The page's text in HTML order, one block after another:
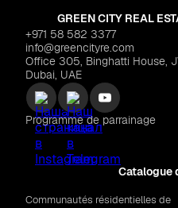
GREEN CITY REAL
+971 58 582 3377
info@greencityre.com
Office 305, Binghatti House,
Dubai, UAE
Programme de parrainage
Catalogue
Communautés résidentielles de